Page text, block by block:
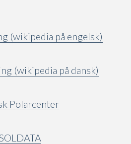
(wikipedia på engelsk)
(wikipedia på dansk)
Polarcenter
SOLDATA